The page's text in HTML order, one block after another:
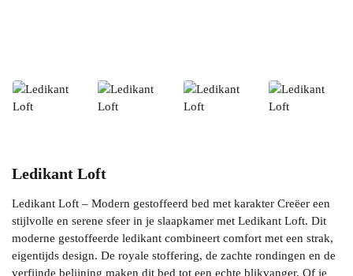
Ledikant Loft
Ledikant Loft – Modern gestoffeerd bed met karakter Creëer een
stijlvolle en serene sfeer in je slaapkamer met Ledikant Loft. Dit
moderne gestoffeerde ledikant combineert comfort met een strak,
eigentijds design. De royale stoffering, de zachte rondingen en de
verfijnde belijning maken dit bed tot een echte blikvanger. Of je